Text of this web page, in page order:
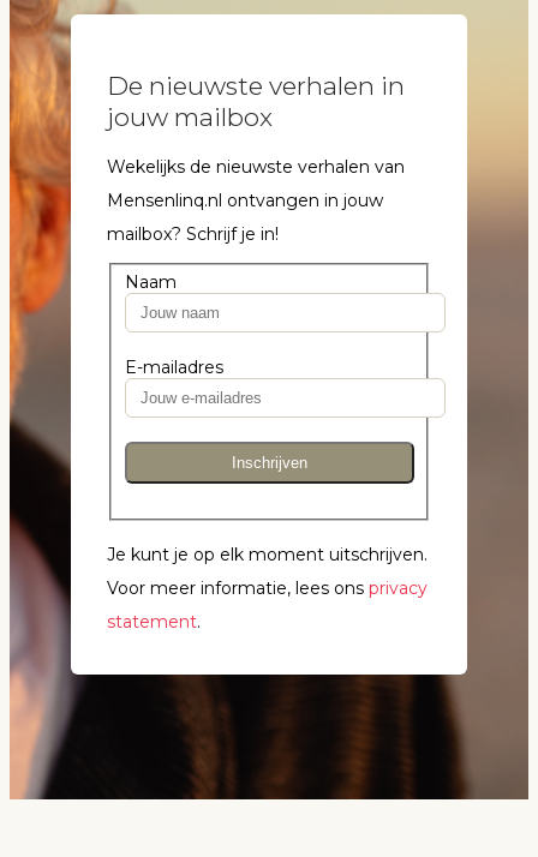
De nieuwste verhalen in
jouw mailbox
Wekelijks de nieuwste verhalen van
Mensenlinq.nl ontvangen in jouw
mailbox? Schrijf je in!
Naam
E-mailadres
Inschrijven
Je kunt je op elk moment uitschrijven.
Voor meer informatie, lees ons privacy
statement.